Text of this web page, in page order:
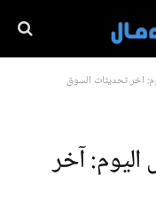
آخر تحديثات السوق
آخر